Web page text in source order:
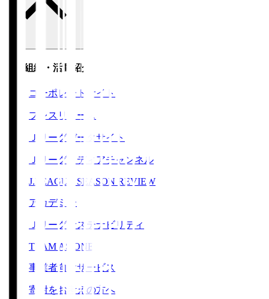
運営組織・活動紹介
コーポレートサイト
プレスリリース
Ｊリーグデータサイト
Ｊリーグメディアチャンネル
J.LEAGUE SEASON REVIEW
アカデミー
Ｊリーグサステナビリティ
TEAM AS ONE
事業者向けサービス
寄附をお考えの方へ